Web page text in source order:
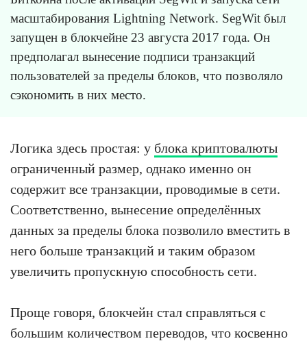
масштабирования Lightning Network. SegWit был
запущен в блокчейне 23 августа 2017 года. Он
предполагал вынесение подписи транзакций
пользователей за пределы блоков, что позволяло
сэкономить в них место.
Логика здесь простая: у блока криптовалюты
ограниченный размер, однако именно он
содержит все транзакции, проводимые в сети.
Соответственно, вынесение определённых
данных за пределы блока позволило вместить в
него больше транзакций и таким образом
увеличить пропускную способность сети.
Проще говоря, блокчейн стал справляться с
большим количеством переводов, что косвенно